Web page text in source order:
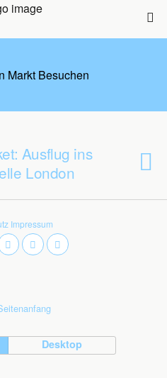
Markt Besuchen
Ausflug ins
London
Impressum
Desktop